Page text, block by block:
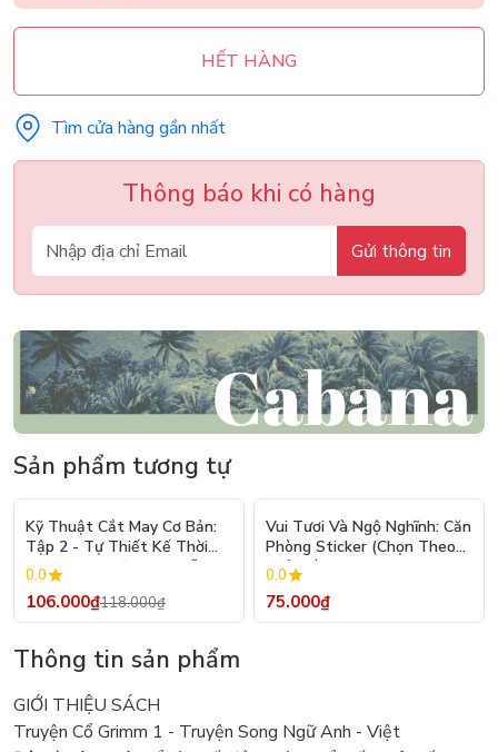
HẾT HÀNG
Tìm cửa hàng gần nhất
Thông báo khi có hàng
Gửi thông tin
Sản phẩm tương tự
- 10%
Kỹ Thuật Cắt May Cơ Bản:
Tập 2 - Tự Thiết Kế Thời
Trang Nam Nữ - Tạo Mẫu
Rập - Kỹ Thuật Nhảy Size
0.0
106.000₫118.000₫
Vui Tươi Và Ngộ Nghĩnh: Căn
Phòng Sticker (Chọn Theo
Chủ Đề) - Hơn 250 Sticker
0.0
75.000₫
Thông tin sản phẩm
GIỚI THIỆU SÁCH
Truyện Cổ Grimm 1 - Truyện Song Ngữ Anh - Việt